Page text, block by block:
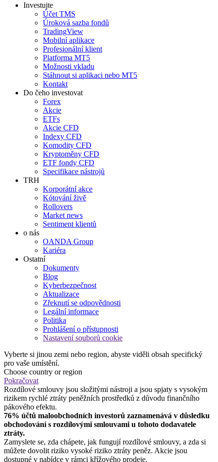
Investujte
Účet TMS
Úroková sazba fondů
TradingView
Mobilní aplikace
Profesionální klient
Platforma MT5
Možnosti vkladu
Stáhnout si aplikaci nebo MT5
Kontakt
Do čeho investovat
Forex
Akcie
ETFs
Akcie CFD
Indexy CFD
Komodity CFD
Kryptoměny CFD
ETF fondy CFD
Specifikace nástrojů
TRH
Korporátní akce
Kótování živě
Rollovers
Market news
Sentiment klientů
o nás
OANDA Group
Kariéra
Ostatní
Dokumenty
Blog
Kyberbezpečnost
Aktualizace
Zřeknutí se odpovědnosti
Legální informace
Politika
Prohlášení o přístupnosti
Nastavení souborů cookie
Vyberte si jinou zemi nebo region, abyste viděli obsah specifický
pro vaše umístění.
Choose country or region
Pokračovat
Rozdílové smlouvy jsou složitými nástroji a jsou spjaty s vysokým
rizikem rychlé ztráty peněžních prostředků z důvodu finančního
pákového efektu.
76% účtů maloobchodních investorů zaznamenává v důsledku
obchodování s rozdílovými smlouvami u tohoto dodavatele
ztráty.
Zamyslete se, zda chápete, jak fungují rozdílové smlouvy, a zda si
můžete dovolit riziko vysoké riziko ztráty peněz. Akcie jsou
dostupné v nabídce v rámci křížového prodeje.